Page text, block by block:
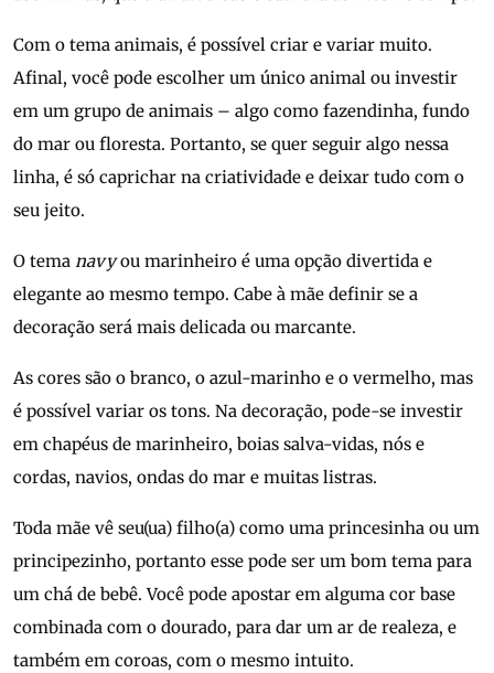
Com o tema animais, é possível criar e variar muito.
Afinal, você pode escolher um único animal ou investir
em um grupo de animais – algo como fazendinha, fundo
do mar ou floresta. Portanto, se quer seguir algo nessa
linha, é só caprichar na criatividade e deixar tudo com o
seu jeito.
O tema navyou marinheiro é uma opção divertida e
elegante ao mesmo tempo. Cabe à mãe definir se a
decoração será mais delicada ou marcante.
As cores são o branco, o azul-marinho e o vermelho, mas
é possível variar os tons. Na decoração, pode-se investir
em chapéus de marinheiro, boias salva-vidas, nós e
cordas, navios, ondas do mar e muitas listras.
Toda mãe vê seu(ua) filho(a) como uma princesinha ou um
principezinho, portanto esse pode ser um bom tema para
um chá de bebê. Você pode apostar em alguma cor base
combinada com o dourado, para dar um ar de realeza, e
também em coroas, com o mesmo intuito.